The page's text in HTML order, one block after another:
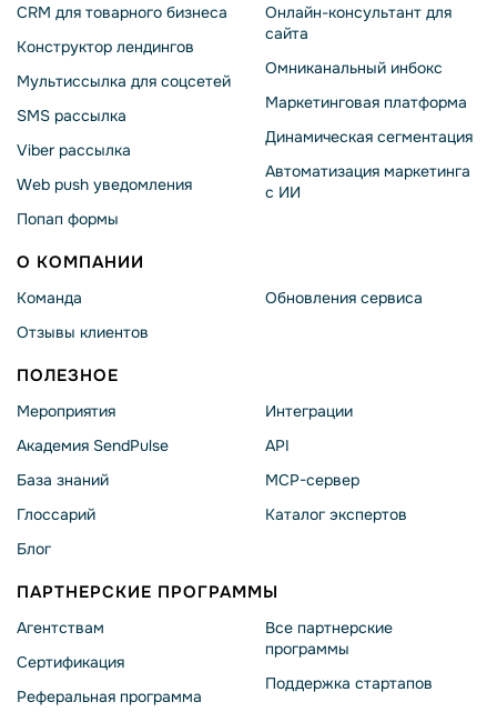
CRM для товарного бизнеса
Конструктор лендингов
Мультиссылка для соцсетей
SMS рассылка
Viber рассылка
Web push уведомления
Попап формы
Онлайн-консультант для
сайта
Омниканальный инбокс
Маркетинговая платформа
Динамическая сегментация
Автоматизация маркетинга
с ИИ
О КОМПАНИИ
Команда
Отзывы клиентов
Обновления сервиса
ПОЛЕЗНОЕ
Мероприятия
Академия SendPulse
База знаний
Глоссарий
Блог
Интеграции
API
MCP-сервер
Каталог экспертов
ПАРТНЕРСКИЕ ПРОГРАММЫ
Агентствам
Сертификация
Реферальная программа
Все партнерские
программы
Поддержка стартапов